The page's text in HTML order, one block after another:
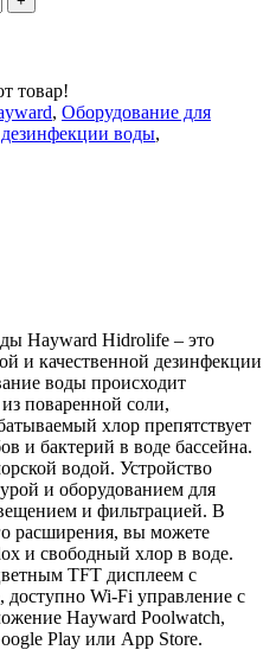
товар!
, Оборудование для
воды,
Hayward Hidrolife – это
и качественной дезинфекции
воды происходит
поваренной соли,
хлор препятствует
и бактерий в воде бассейна.
водой. Устройство
и оборудованием для
и фильтрацией. В
расширения, вы можете
и свободный хлор в воде.
TFT дисплеем с
Wi-Fi управление с
Hayward Poolwatch,
Play или App Store.